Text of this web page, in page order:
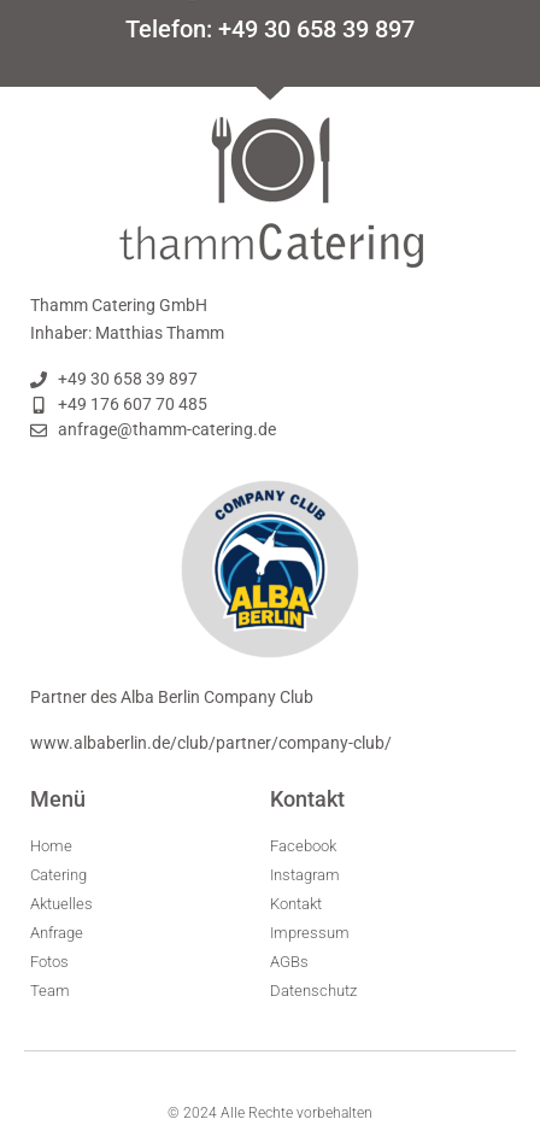
Telefon: +49 30 658 39 897
Thamm Catering GmbH
Inhaber: Matthias Thamm
+49 30 658 39 897
+49 176 607 70 485
anfrage@thamm-catering.de
Partner des Alba Berlin Company Club
www.albaberlin.de/club/partner/company-club/
Menü
Home
Catering
Aktuelles
Anfrage
Fotos
Team
Kontakt
Facebook
Instagram
Kontakt
Impressum
AGBs
Datenschutz
© 2024 Alle Rechte vorbehalten